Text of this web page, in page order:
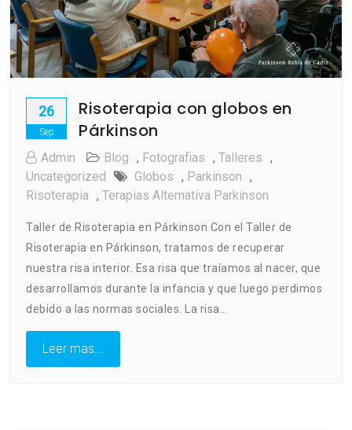
26
Sep
Risoterapia con globos en
Párkinson
Admin Blog , Fotografias , Talleres ,
Uncategorized
Globos , Parkinson ,
Risoterapia , Terapias Alternativa Parkinson
Taller de Risoterapia en Párkinson Con el Taller de
Risoterapia en Párkinson, tratamos de recuperar
nuestra risa interior. Esa risa que traíamos al nacer, que
desarrollamos durante la infancia y que luego perdimos
debido a las normas sociales. La risa…
Leer mas...